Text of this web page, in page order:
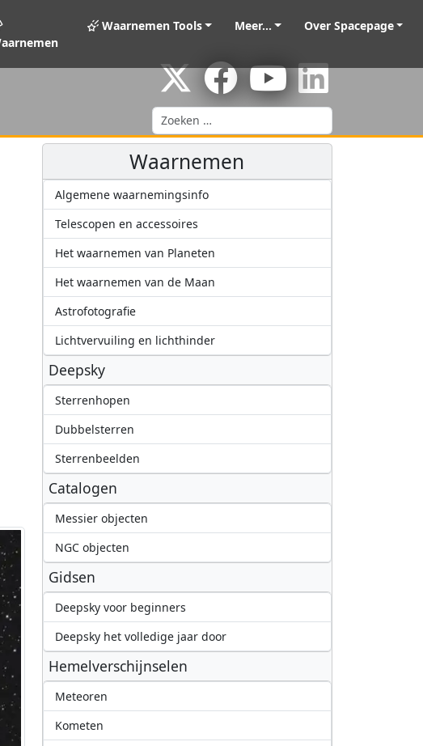
Waarnemen Tools Meer... Over Spacepage
Zoeken
Waarnemen
Algemene waarnemingsinfo
Telescopen en accessoires
Het waarnemen van Planeten
Het waarnemen van de Maan
Astrofotografie
Lichtvervuiling en lichthinder
Deepsky
Sterrenhopen
Dubbelsterren
Sterrenbeelden
Catalogen
Messier objecten
NGC objecten
Gidsen
Deepsky voor beginners
Deepsky het volledige jaar door
Hemelverschijnselen
Meteoren
Kometen